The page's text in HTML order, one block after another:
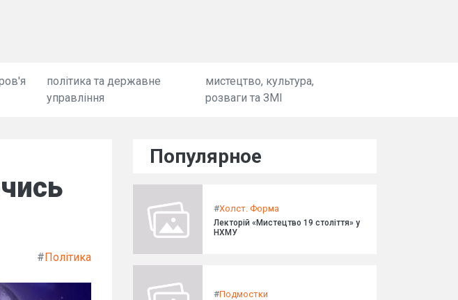
політика та державне
управління
мистецтво, культура,
розваги та ЗМІ
#Політика
Популярное
#Холст. Форма
Лекторій «Мистецтво 19 століття» у
НХМУ
#Подмостки